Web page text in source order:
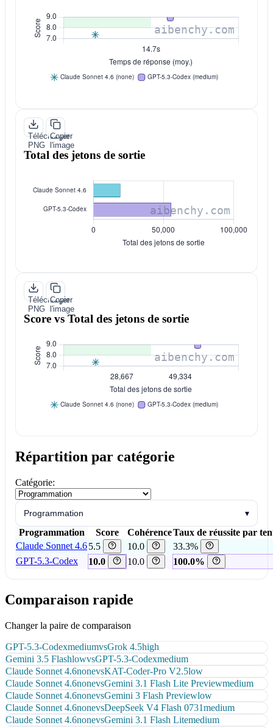
Télécharger
PNG
Copier
l'image
Total des jetons de sortie
Télécharger
PNG
Copier
l'image
Score vs Total des jetons de sortie
Répartition par catégorie
Catégorie:
Programmation ▾
Programmation Score CohérenceTaux de réussite par
Claude Sonnet 4.65.5 10.0
33.3%
GPT-5.3-Codex
10.0 10.0 100.0%
Comparaison rapide
Changer la paire de comparaison
GPT-5.3-CodexmediumvsGrok 4.5high
Gemini 3.5 FlashlowvsGPT-5.3-Codexmedium
Claude Sonnet 4.6nonevsKAT-Coder-Pro V2.5low
Claude Sonnet 4.6nonevsGemini 3.1 Flash Lite Previewmedium
Claude Sonnet 4.6nonevsGemini 3 Flash Previewlow
Claude Sonnet 4.6nonevsDeepSeek V4 Flash 0731medium
Claude Sonnet 4.6nonevsGemini 3.1 Flash Litemedium